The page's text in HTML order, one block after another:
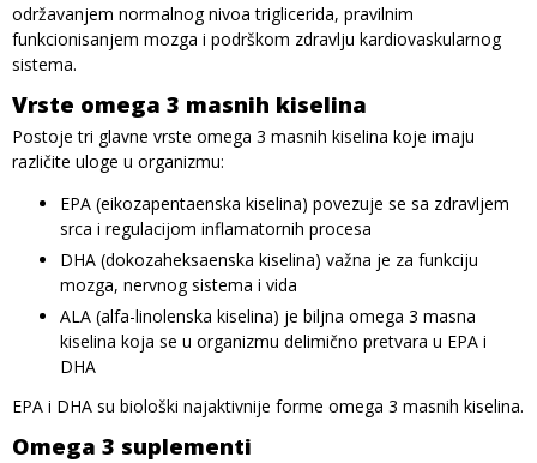
održavanjem normalnog nivoa triglicerida, pravilnim
funkcionisanjem mozga i podrškom zdravlju kardiovaskularnog
sistema.
Vrste omega 3 masnih kiselina
Postoje tri glavne vrste omega 3 masnih kiselina koje imaju
različite uloge u organizmu:
EPA (eikozapentaenska kiselina) povezuje se sa zdravljem
srca i regulacijom inflamatornih procesa
DHA (dokozaheksaenska kiselina) važna je za funkciju
mozga, nervnog sistema i vida
ALA (alfa-linolenska kiselina) je biljna omega 3 masna
kiselina koja se u organizmu delimično pretvara u EPA i
DHA
EPA i DHA su biološki najaktivnije forme omega 3 masnih kiselina.
Omega 3 suplementi